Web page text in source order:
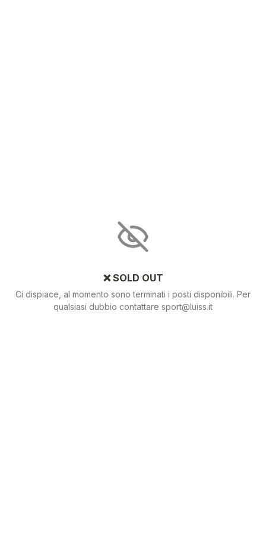
❌ SOLD OUT
Ci dispiace, al momento sono terminati i posti disponibili. Per
qualsiasi dubbio contattare sport@luiss.it